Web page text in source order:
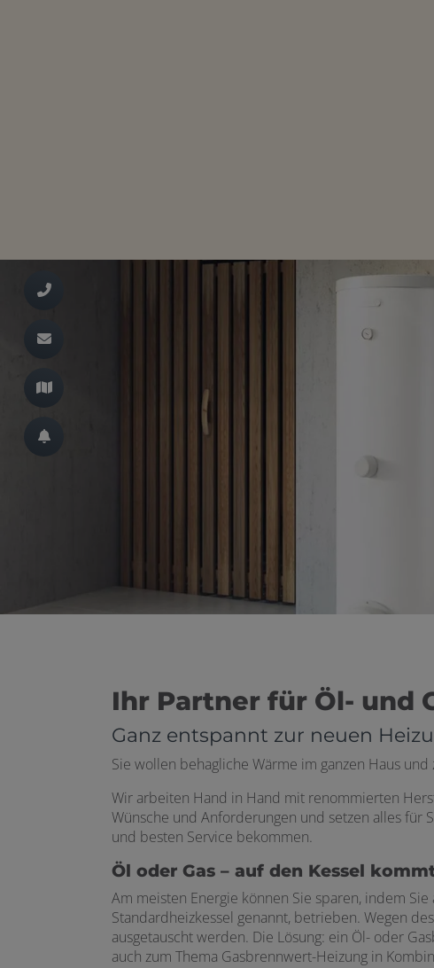
Ihr Partner für Öl- und
Ganz entspannt zur neuen
Sie wollen behagliche Wärme im ganzen Haus
Wir arbeiten Hand in Hand mit renommierten
Wünsche und Anforderungen und setzen alles für
und besten Service bekommen.
Öl oder Gas – auf den Kessel
Am meisten Energie können Sie sparen, indem
Standardheizkessel genannt, betrieben. Wegen
ausgetauscht werden. Die Lösung: ein Öl- oder
auch zum Thema Gasbrennwert-Heizung in